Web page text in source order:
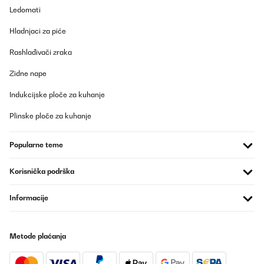
Me encanta. La nevera el preciosa le da un toque vintage a mi
mucho. No hace nada de ruido. Es cierto que no tiene luz led y
contenta con la compra.
16/11/2023
porte pouvait s'ouvrir des deux côtés ( mais je le savais avant
Ledomati
Hladnjaci za piće
Rashlađivači zraka
Zidne nape
Indukcijske ploče za kuhanje
Plinske ploče za kuhanje
Popularne teme
Korisnička podrška
Informacije
Metode plaćanja